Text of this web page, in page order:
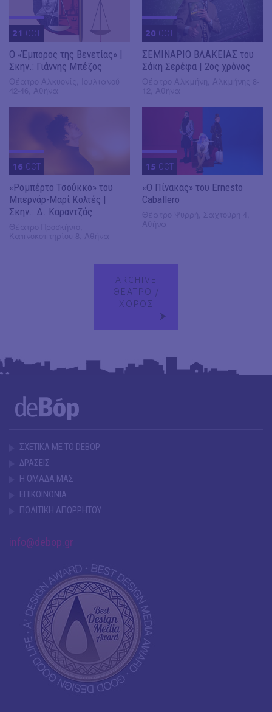
21 OCT
Ο «Έμπορος της Βενετίας» |
Σκην.: Γιάννης Μπέζος
20 OCT
ΣΕΜΙΝΑΡΙΟ ΒΛΑΚΕΙΑΣ του
Σάκη Σερέφα | 2ος χρόνος
16 OCT
«Ρομπέρτο Τσούκκο» του
Μπερνάρ-Μαρί Κολτές |
Σκην.: Δ. Καραντζάς
15 OCT
«Ο Πίνακας» του Ernesto
Caballero
ARCHIVE
ΘΕΑΤΡΟ /
ΧΟΡΟΣ
ΣΧΕΤΙΚΑ ΜΕ ΤΟ DEBOP
ΔΡΑΣΕΙΣ
Η ΟΜΑΔΑ ΜΑΣ
ΕΠΙΚΟΙΝΩΝΙΑ
ΠΟΛΙΤΙΚΗ ΑΠΟΡΡΗΤΟΥ
info@debop.gr